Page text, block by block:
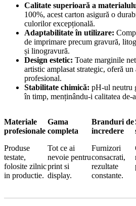
Calitate superioară a
100%, acest carton asigură o
culorilor excepțională.
Adaptabilitate în utilizare:
de imprimare precum gravură,
și linogravură.
Design estetic: Toate marginile
artistic amplasat strategic, oferă un
profesional.
Stabilitate chimică: pH-ul neutru
în timp, menținându-i calitatea de-
Materiale
profesionale
Produse
testate,
folosite zilnic
in productie.
Gama
completa
Tot ce ai
nevoie pentru
print si
display.
Branduri de
incredere
Furnizori
consacrati,
rezultate
constante.